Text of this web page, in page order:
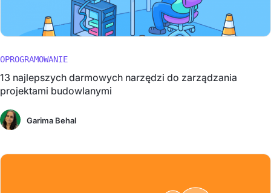
OPROGRAMOWANIE
13 najlepszych darmowych narzędzi do zarządzania
projektami budowlanymi
Garima Behal